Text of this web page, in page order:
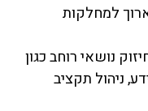
למחלקות
נושאי רוחב כגון
ניהול תקציב